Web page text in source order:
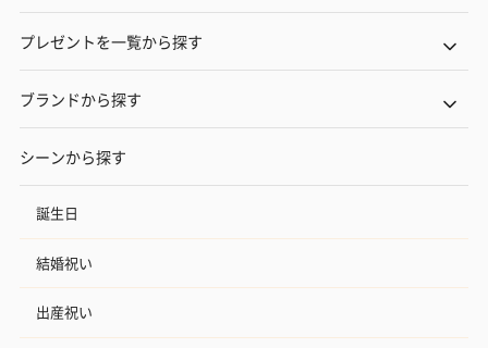
プレゼントを一覧から探す
ブランドから探す
シーンから探す
誕生日
結婚祝い
出産祝い